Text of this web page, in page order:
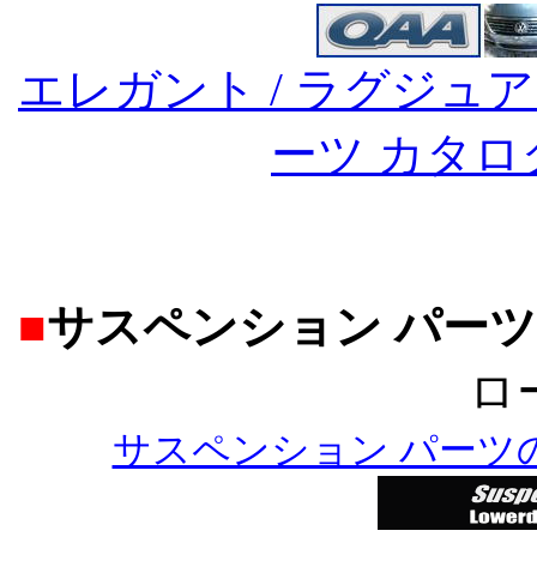
エレガント / ラグジュ
ーツ カタ
■サスペンション パーツ
ロ
サスペンション パーツ